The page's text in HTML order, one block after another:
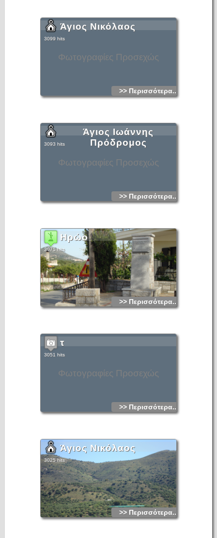
Φωτογραφίες Προσεχώς
Άγιος Νικόλαος
3099 hits
>> Περισσότερα...
Φωτογραφίες Προσεχώς
Άγιος Ιωάννης
Πρόδρομος
3093 hits
>> Περισσότερα...
Ηρώο
3071 hits
>> Περισσότερα...
Φωτογραφίες Προσεχώς
τ
3051 hits
>> Περισσότερα...
Άγιος Νικόλαος
3025 hits
>> Περισσότερα...